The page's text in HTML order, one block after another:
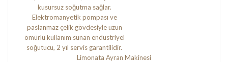
Limonata Ayran Makinesi